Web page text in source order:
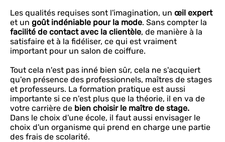
Les qualités requises sont l'imagination, un œil expert
et un goût indéniable pour la mode. Sans compter la
facilité de contact avec la clientèle, de manière à la
satisfaire et à la fidéliser, ce qui est vraiment
important pour un salon de coiffure.
Tout cela n'est pas inné bien sûr, cela ne s'acquiert
qu'en présence des professionnels, maîtres de stages
et professeurs. La formation pratique est aussi
importante si ce n'est plus que la théorie, il en va de
votre carrière de bien choisir le maître de stage.
Dans le choix d'une école, il faut aussi envisager le
choix d'un organisme qui prend en charge une partie
des frais de scolarité.